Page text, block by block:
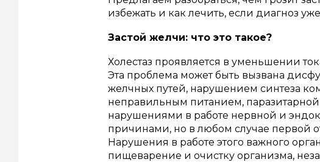
избежать и как лечить, если диагноз
Застой желчи: что это такое?
Холестаз проявляется в уменьшении
Эта проблема может быть вызвана
желчных путей, нарушением синтеза
неправильным питанием,
нарушениями в работе нервной и
причинами, но в любом случае первой
Нарушения в работе этого важного
пищеварение и очистку организма,